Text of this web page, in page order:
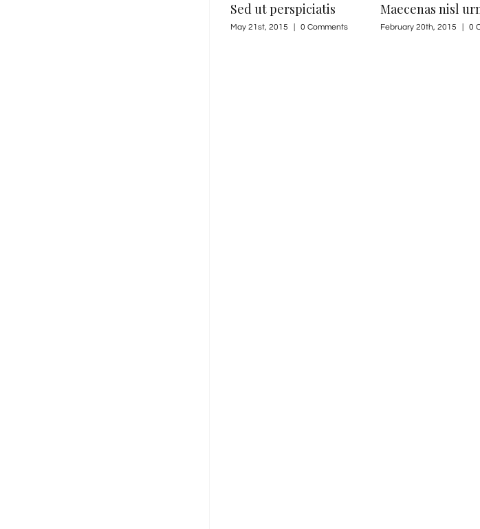
Maecenas nisl urna
February 20th, 2015 | 0 Comments
Sed consequat
February 20th, 2015 0